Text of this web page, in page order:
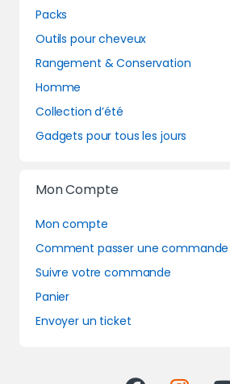
Packs
Outils pour cheveux
Rangement & Conservation
Homme
Collection d’été
Gadgets pour tous les jours
Mon Compte
Mon compte
Comment passer une commande
Suivre votre commande
Panier
Envoyer un ticket